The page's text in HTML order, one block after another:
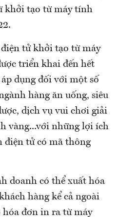
khởi tạo từ máy tính
tử khởi tạo từ máy
triển khai đến hết
dụng đối với một số
hàng ăn uống, siêu
dịch vụ vui chơi giải
vàng...với những lợi ích
điện tử có mã thông
doanh có thể xuất hóa
hàng kể cả ngoài
hóa đơn in ra từ máy